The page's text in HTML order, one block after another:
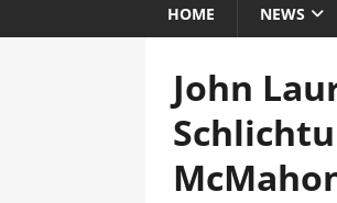
HOME NEWS
John